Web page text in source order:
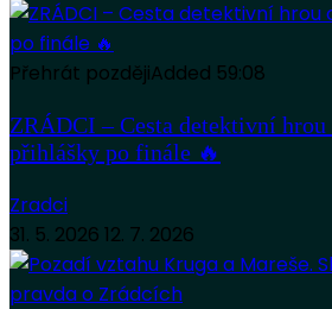
Přehrát pozdějiAdded 59:08
ZRÁDCI – Cesta detektivní hrou
přihlášky po finále 🔥
Zradci
31. 5. 2026 12. 7. 2026